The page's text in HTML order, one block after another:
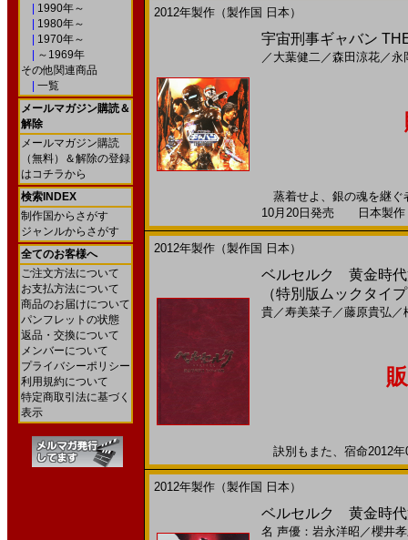
1990年～
1980年～
1970年～
～1969年
その他関連商品
一覧
メールマガジン購読＆
解除
メールマガジン購読
（無料）＆解除の登録
はコチラから
検索INDEX
制作国からさがす
ジャンルからさがす
全てのお客様へ
ご注文方法について
お支払方法について
商品のお届けについて
パンフレットの状態
返品・交換について
メンバーについて
プライバシーポリシー
利用規約について
特定商取引法に基づく
表示
2012年製作（製作国 日本）
宇宙刑事ギャバン
／ 大葉健二／森田涼花／永
蒸着せよ、銀の魂を継
10月20日発売 日本製作
2012年製作（製作国 日本）
ベルセルク 黄金時
（特別版ムックタイ
貴／寿美菜子／藤原貴弘 ／
訣別もまた、宿命2012
2012年製作（製作国 日本）
ベルセルク 黄金時
名 声優：岩永洋昭 ／櫻井